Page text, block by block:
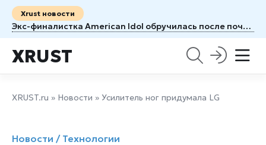
Xrust новости
Экс-финалистка American Idol обручилась после почти семи лет отношений
XRUST
XRUST.ru » Новости » Усилитель ног придумала LG
Новости / Технологии